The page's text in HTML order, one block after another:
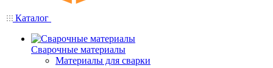
Каталог
Сварочные материалы
Материалы для сварки